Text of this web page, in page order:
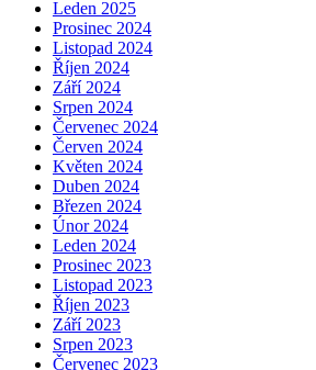
Leden 2025
Prosinec 2024
Listopad 2024
Říjen 2024
Září 2024
Srpen 2024
Červenec 2024
Červen 2024
Květen 2024
Duben 2024
Březen 2024
Únor 2024
Leden 2024
Prosinec 2023
Listopad 2023
Říjen 2023
Září 2023
Srpen 2023
Červenec 2023